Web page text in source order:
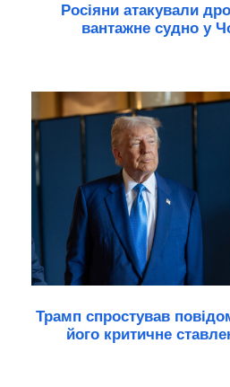
Росіяни атакували
вантажне судно у
Трамп спростував
його критичне